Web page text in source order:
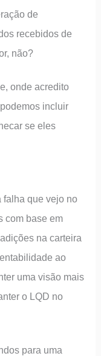
de
recebidos de
não?
onde acredito
incluir
se eles
falha que vejo no
com base em
na carteira
ao
uma visão mais
o LQD no
para uma